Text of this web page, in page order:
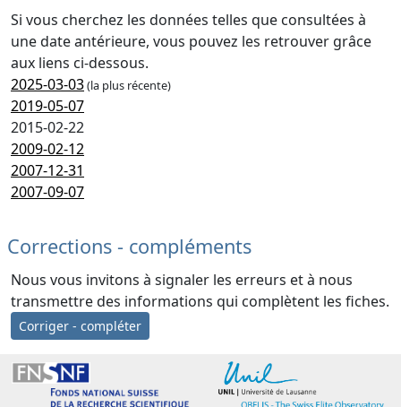
Si vous cherchez les données telles que consultées à
une date antérieure, vous pouvez les retrouver grâce
aux liens ci-dessous.
2025-03-03(la plus récente)
2019-05-07
2015-02-22
2009-02-12
2007-12-31
2007-09-07
Corrections - compléments
Nous vous invitons à signaler les erreurs et à nous
transmettre des informations qui complètent les fiches.
Corriger - compléter